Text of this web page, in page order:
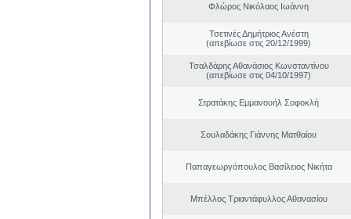
Φλώρος Νικόλαος Ιωάννη
Τσετινές Δημήτριος Ανέστη
(απεβίωσε στις 20/12/1999)
Τσαλδάρης Αθανάσιος Κωνσταντίνου
(απεβίωσε στις 04/10/1997)
Στρατάκης Εμμανουήλ Σοφοκλή
Σουλαδάκης Γιάννης Ματθαίου
Παπαγεωργόπουλος Βασίλειος Νικήτα
Μπέλλος Τριαντάφυλλος Αθανασίου